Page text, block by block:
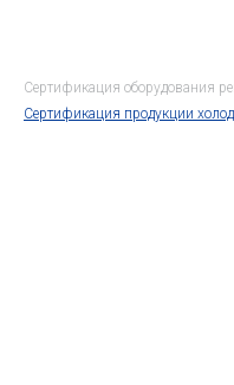
Сертификация оборудования
Сертификация продукции